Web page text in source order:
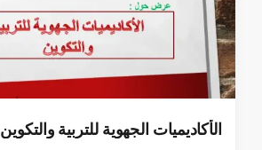
الأكاديميات الجهوية للتربية والتكوين